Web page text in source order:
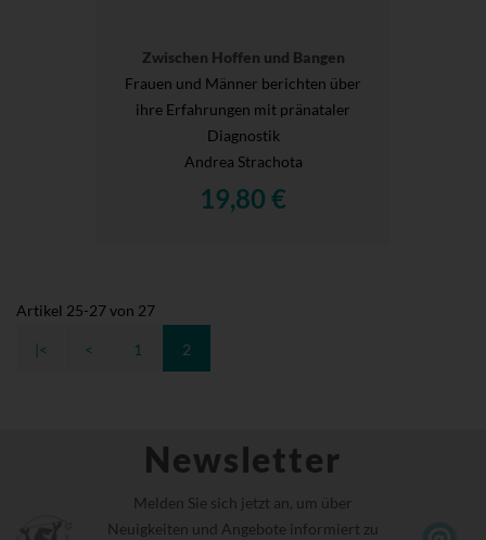
Zwischen Hoffen und Bangen
Frauen und Männer berichten über
ihre Erfahrungen mit pränataler
Diagnostik
Andrea Strachota
19,80 €
Artikel 25-27von 27
|< < 1 2
Newsletter
Melden Sie sich jetzt an, um über
Neuigkeiten und Angebote informiert zu